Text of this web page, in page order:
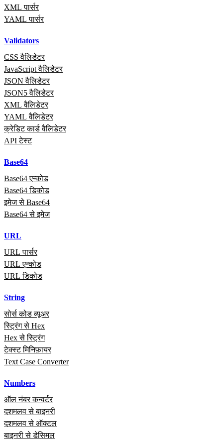
XML पार्सर
YAML पार्सर
Validators
CSS वैलिडेटर
JavaScript वैलिडेटर
JSON वैलिडेटर
JSON5 वैलिडेटर
XML वैलिडेटर
YAML वैलिडेटर
क्रेडिट कार्ड वैलिडेटर
API टेस्ट
Base64
Base64 एन्कोड
Base64 डिकोड
इमेज से Base64
Base64 से इमेज
URL
URL पार्सर
URL एन्कोड
URL डिकोड
String
सोर्स कोड व्यूअर
स्ट्रिंग से Hex
Hex से स्ट्रिंग
टेक्स्ट मिनिफ़ायर
Text Case Converter
Numbers
ऑल नंबर कन्वर्टर
दशमलव से बाइनरी
दशमलव से ऑक्टल
बाइनरी से डेसिमल